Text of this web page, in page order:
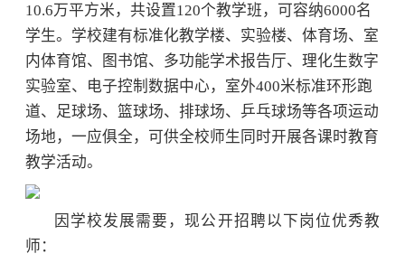
10.6万平方米，共设置120个教学班，可容纳6000名
学生。学校建有标准化教学楼、实验楼、体育场、室
内体育馆、图书馆、多功能学术报告厅、理化生数字
实验室、电子控制数据中心，室外400米标准环形跑
道、足球场、篮球场、排球场、乒乓球场等各项运动
场地，一应俱全，可供全校师生同时开展各课时教育
教学活动。
因学校发展需要，现公开招聘以下岗位优秀教
师：